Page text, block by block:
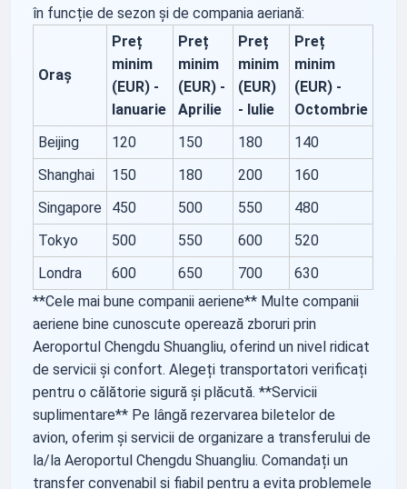
în funcție de sezon și de compania aeriană:
Oraș
Preț
minim
(EUR) -
Ianuarie
Preț
minim
(EUR) -
Aprilie
Preț
minim
(EUR)
- Iulie
Preț
minim
(EUR) -
Octombrie
Beijing
120 150 180
140
Shanghai
150 180 200
160
Singapore
450 500 550
480
Tokyo
500 550 600
520
Londra
600 650 700
630
**Cele mai bune companii aeriene** Multe companii
aeriene bine cunoscute operează zboruri prin
Aeroportul Chengdu Shuangliu, oferind un nivel ridicat
de servicii și confort. Alegeți transportatori verificați
pentru o călătorie sigură și plăcută. **Servicii
suplimentare** Pe lângă rezervarea biletelor de
avion, oferim și servicii de organizare a transferului de
la/la Aeroportul Chengdu Shuangliu. Comandați un
transfer convenabil și fiabil pentru a evita problemele